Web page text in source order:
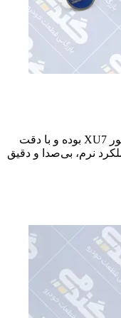
مخصوص پژو 405 موتور XU7 بوده و با دقت
نرم، بی‌صدا و دقیق